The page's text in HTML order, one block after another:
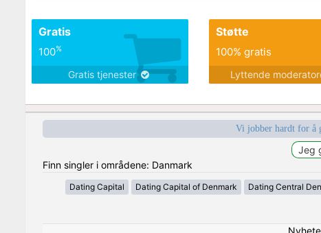
Gratis
100%
Gratis tjenester
Støtte
100% gratis
Lyttende
Vi jobber hardt for å
Finn singler i områdene: Danmark
Dating Capital Dating Capital of Denmark Dating Central